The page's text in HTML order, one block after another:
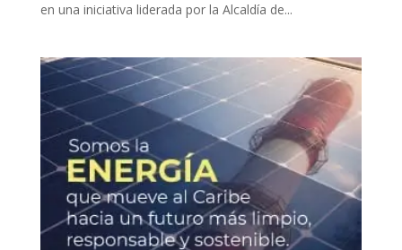
en una iniciativa liderada por la Alcaldía de...